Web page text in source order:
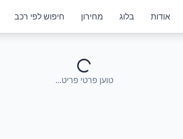
אודות בלוג מחירון חיפוש לפי רכב
טוען פרטי פריט...